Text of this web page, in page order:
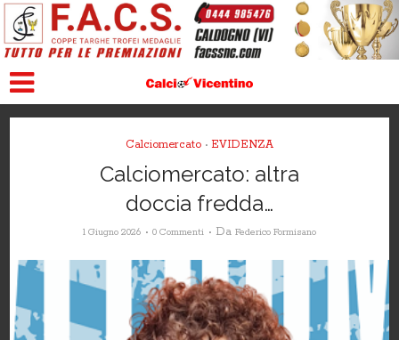
Calciomercato • EVIDENZA
Calciomercato: altra
doccia fredda…
1 Giugno 2026 0 Commenti Da Federico Formisano